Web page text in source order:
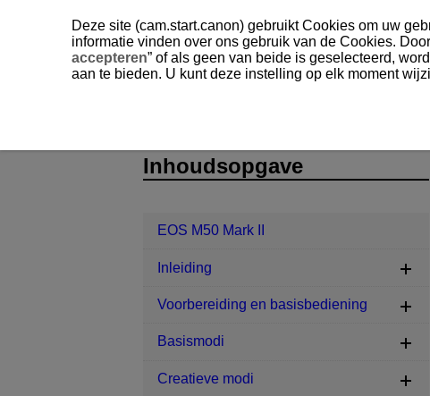
Draadloze functies
Inhoudsopgave
EOS M50 Mark II
Inleiding
Voorbereiding en basisbediening
Basismodi
Creatieve modi
Deze site (cam.start.canon) gebruikt Cookies om uw
informatie vinden over ons gebruik van de Cookies.
accepteren” of als geen van beide is geselecteerd,
aan te bieden. U kunt deze instelling op elk moment